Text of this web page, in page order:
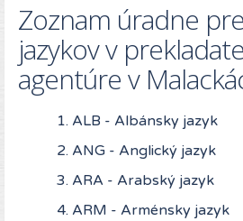
Zoznam úradne
jazykov v
agentúre v
ALB - Albánsky jazyk
ANG - Anglický jazyk
ARA - Arabský jazyk
ARM - Arménsky jazyk